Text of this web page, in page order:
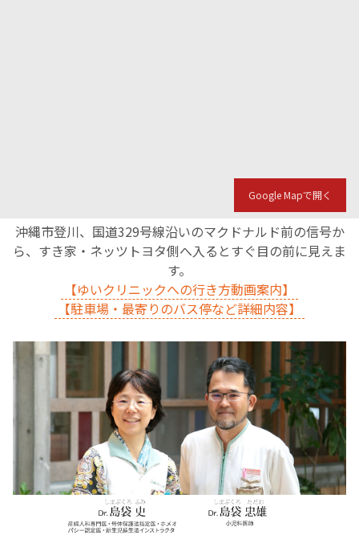
Google Mapで開く
沖縄市登川、国道329号線沿いのマクドナルド前の信号か
ら、すき家・ネッツトヨタ側へ入るとすぐ目の前に見えま
す。
【ゆいクリニックへの行き方動画案内】
【駐車場・最寄りのバス停など詳細内容】